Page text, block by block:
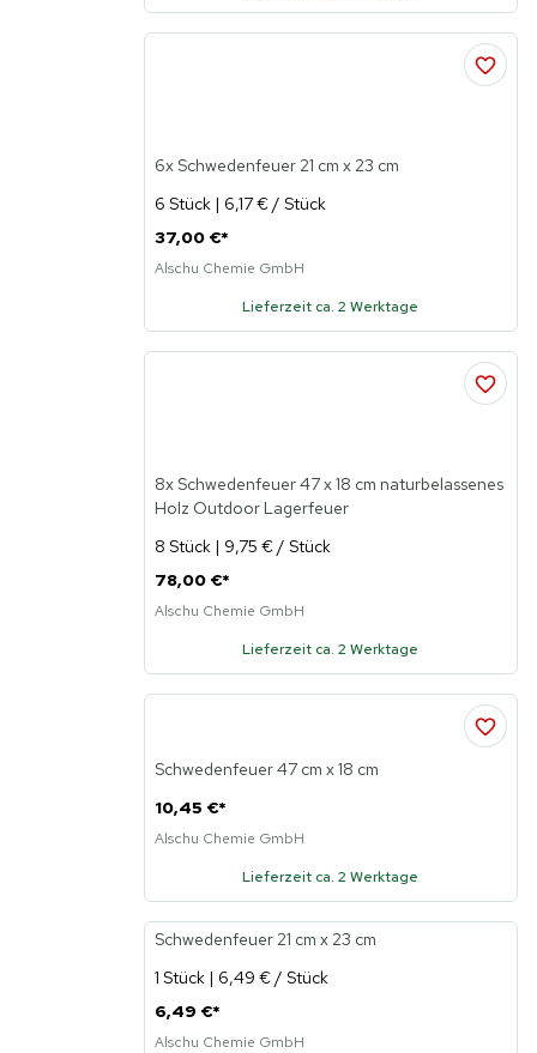
6x Schwedenfeuer 21 cm x 23 cm
6 Stück | 6,17 € / Stück
37,00 €*
Alschu Chemie GmbH
Lieferzeit ca. 2 Werktage
8x Schwedenfeuer 47 x 18 cm naturbelassenes
Holz Outdoor Lagerfeuer
8 Stück | 9,75 € / Stück
78,00 €*
Alschu Chemie GmbH
Lieferzeit ca. 2 Werktage
Schwedenfeuer 47 cm x 18 cm
10,45 €*
Alschu Chemie GmbH
Lieferzeit ca. 2 Werktage
Schwedenfeuer 21 cm x 23 cm
1 Stück | 6,49 € / Stück
6,49 €*
Alschu Chemie GmbH